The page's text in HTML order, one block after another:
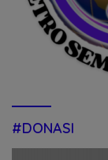
#DONASI